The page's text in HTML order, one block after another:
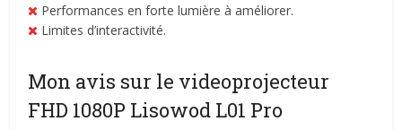
Performances en forte lumière à améliorer.
Limites d’interactivité.
Mon avis sur le videoprojecteur
FHD 1080P Lisowod L01 Pro